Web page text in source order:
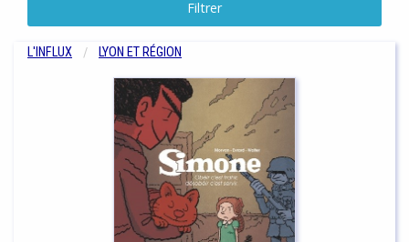
Filtrer
L'INFLUX LYON ET RÉGION